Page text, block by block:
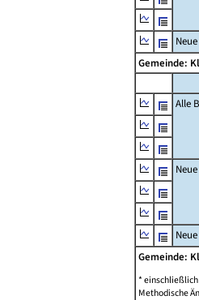
Gemeinde:
Alle
Gemeinde:
*
Methodische